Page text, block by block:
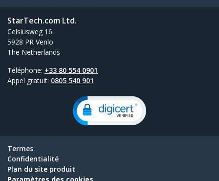
StarTech.com Ltd.
Celsiusweg 16
5928 PR Venlo
The Netherlands
Téléphone: +33 80 554 0901
Appel gratuit: 0805 540 901
Termes
Confidentialité
Plan du site produit